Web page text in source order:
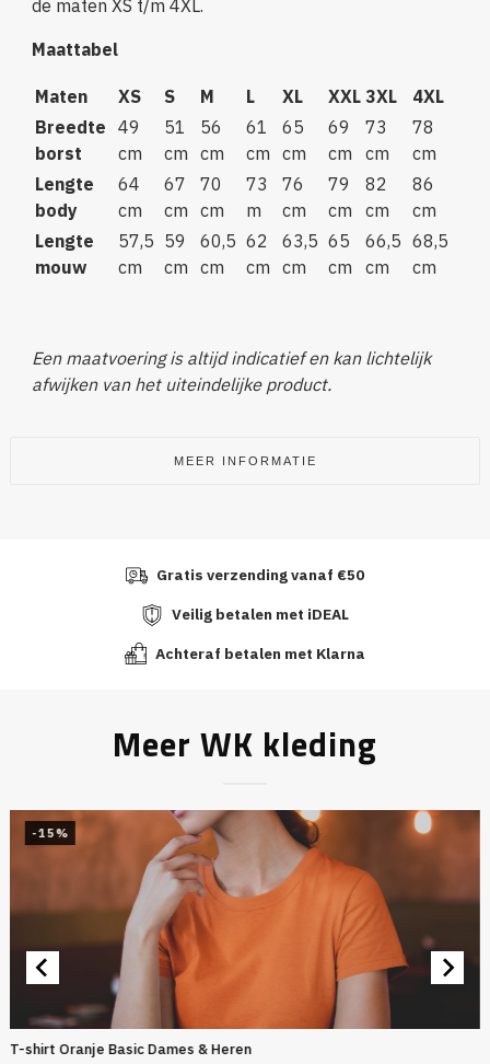
de maten XS t/m 4XL.
Maattabel
Maten XS S M L XL XXL 3XL
4XL
Breedte
borst
49
cm
51
cm
56
cm
61
cm
65
cm
69
cm
73
cm
78
cm
Lengte
body
64
cm
67
cm
70
cm
73
m
76
cm
79
cm
82
cm
86
cm
Lengte
mouw
57,5
cm
59
cm
60,5
cm
62
cm
63,5
cm
65
cm
66,5
cm
68,5
cm
Een maatvoering is altijd indicatief en kan lichtelijk
afwijken van het uiteindelijke product.
MEER INFORMATIE
Gratis verzending vanaf €50
Veilig betalen met iDEAL
Achteraf betalen met Klarna
Meer WK kleding
-15%
T-shirt Oranje Basic Dames & Heren